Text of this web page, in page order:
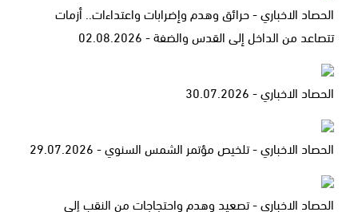
الحصاد الاخباري - حرائق وهدم وإضرابات واعتداءات.. أزمات
تتصاعد من الداخل إلى القدس والضفة - 02.08.2026
الحصاد الاخباري - 30.07.2026
الحصاد الاخباري - تلخيص مؤتمر الشمس السنوي - 29.07.2026
الحصاد الاخباري - تصعيد وهدم واحتجاجات من النقب إلى